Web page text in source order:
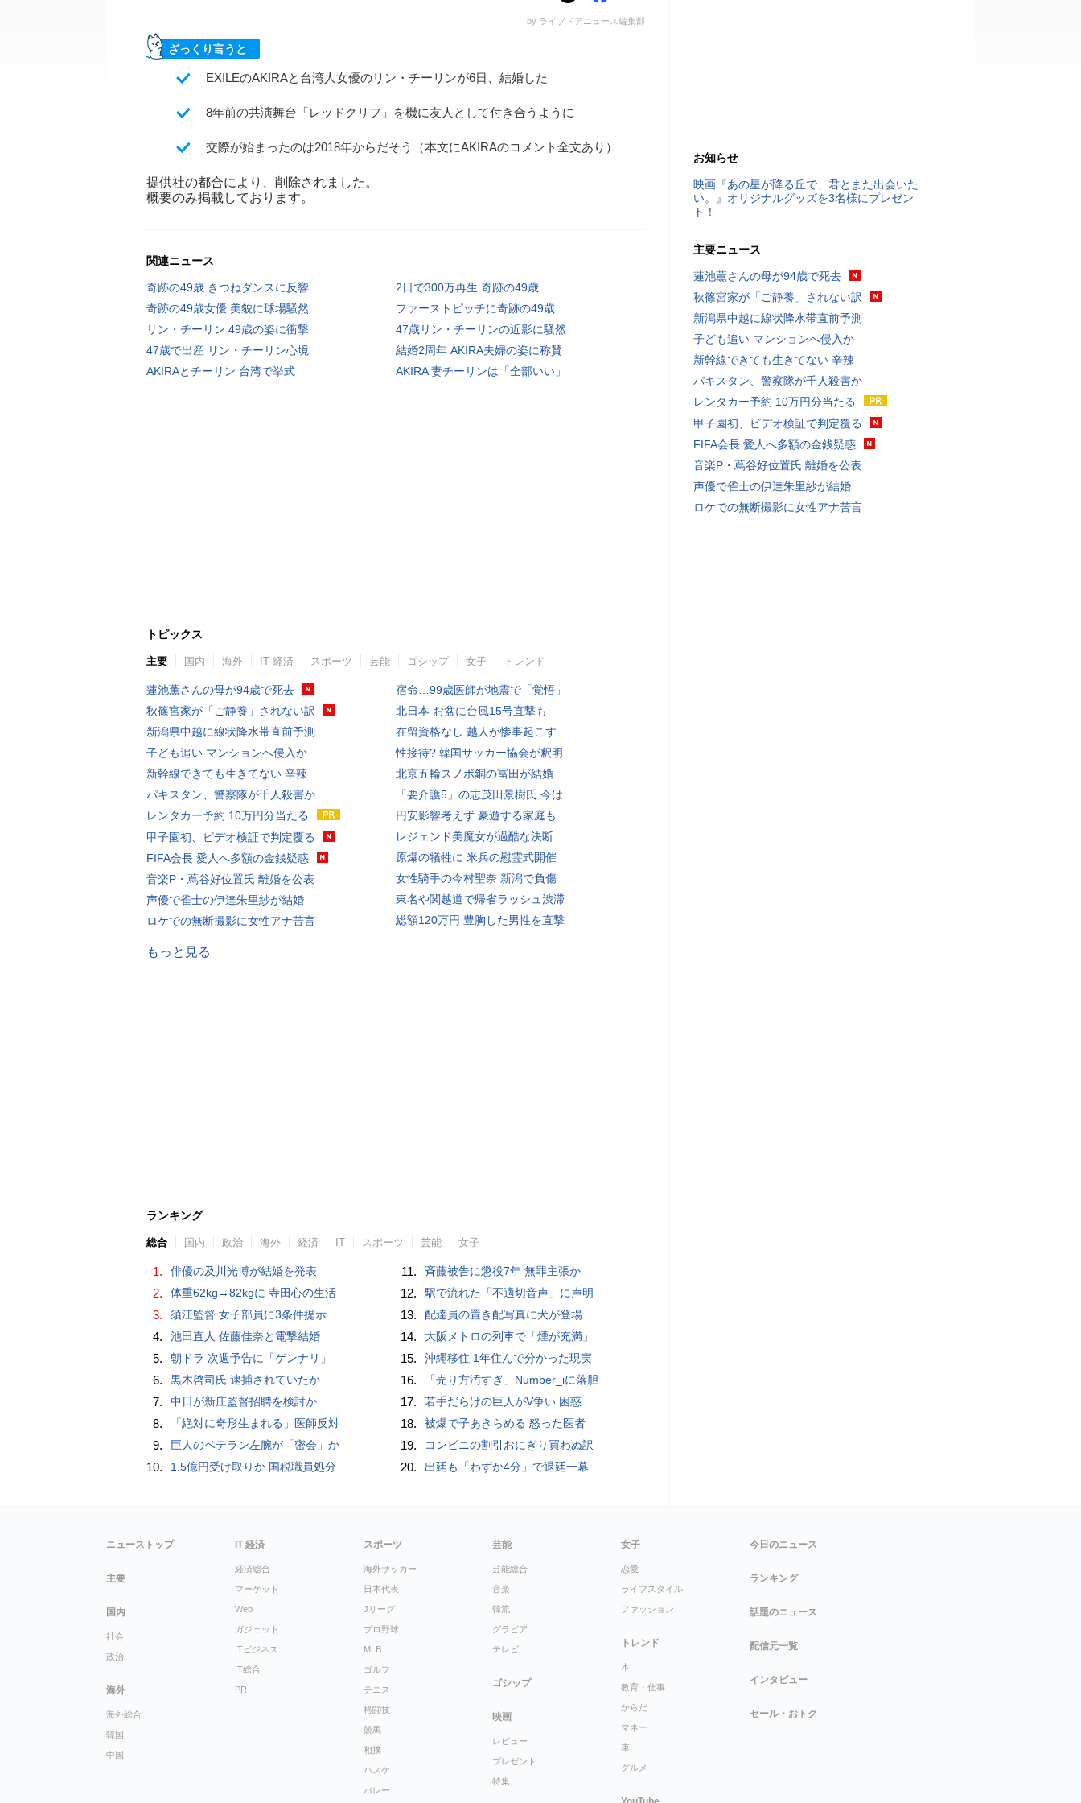
by ライブドアニュース編集部
ざっくり言うと
EXILEのAKIRAと台湾人女優のリン・チーリンが6日、結婚した
8年前の共演舞台「レッドクリフ」を機に友人として付き合うように
交際が始まったのは2018年からだそう（本文にAKIRAのコメント全文あり）
提供社の都合により、削除されました。
概要のみ掲載しております。
関連ニュース
奇跡の49歳 きつねダンスに反響
2日で300万再生 奇跡の49歳
奇跡の49歳女優 美貌に球場騒然
ファーストピッチに奇跡の49歳
リン・チーリン 49歳の姿に衝撃
47歳リン・チーリンの近影に騒然
47歳で出産 リン・チーリン心境
結婚2周年 AKIRA夫婦の姿に称賛
AKIRAとチーリン 台湾で挙式
AKIRA 妻チーリンは「全部いい」
トピックス
主要 国内 海外 IT 経済 スポーツ 芸能 ゴシップ 女子 トレンド
蓮池薫さんの母が94歳で死去
秋篠宮家が「ご静養」されない訳
新潟県中越に線状降水帯直前予測
子ども追い マンションへ侵入か
新幹線できても生きてない 辛辣
パキスタン、警察隊が千人殺害か
レンタカー予約 10万円分当たる
甲子園初、ビデオ検証で判定覆る
FIFA会長 愛人へ多額の金銭疑惑
音楽P・蔦谷好位置氏 離婚を公表
声優で雀士の伊達朱里紗が結婚
ロケでの無断撮影に女性アナ苦言
宿命…99歳医師が地震で「覚悟」
北日本 お盆に台風15号直撃も
在留資格なし 越人が惨事起こす
性接待? 韓国サッカー協会が釈明
北京五輪スノボ銅の冨田が結婚
「要介護5」の志茂田景樹氏 今は
円安影響考えず 豪遊する家庭も
レジェンド美魔女が過酷な決断
原爆の犠牲に 米兵の慰霊式開催
女性騎手の今村聖奈 新潟で負傷
東名や関越道で帰省ラッシュ渋滞
総額120万円 豊胸した男性を直撃
もっと見る
ランキング
総合 国内 政治 海外 経済 IT スポーツ 芸能 女子
1. 俳優の及川光博が結婚を発表
2. 体重62kg→82kgに 寺田心の生活
3. 須江監督 女子部員に3条件提示
4. 池田直人 佐藤佳奈と電撃結婚
5. 朝ドラ 次週予告に「ゲンナリ」
6. 黒木啓司氏 逮捕されていたか
7. 中日が新庄監督招聘を検討か
8. 「絶対に奇形生まれる」医師反対
9. 巨人のベテラン左腕が「密会」か
10. 1.5億円受け取りか 国税職員処分
11. 斉藤被告に懲役7年 無罪主張か
12. 駅で流れた「不適切音声」に声明
13. 配達員の置き配写真に犬が登場
14. 大阪メトロの列車で「煙が充満」
15. 沖縄移住 1年住んで分かった現実
16. 「売り方汚すぎ」Number_iに落胆
17. 若手だらけの巨人がV争い 困惑
18. 被爆で子あきらめる 怒った医者
19. コンビニの割引おにぎり買わぬ訳
20. 出廷も「わずか4分」で退廷一幕
お知らせ
映画『あの星が降る丘で、君とまた出会いた
い。』オリジナルグッズを3名様にプレゼン
ト！
主要ニュース
蓮池薫さんの母が94歳で死去
秋篠宮家が「ご静養」されない訳
新潟県中越に線状降水帯直前予測
子ども追い マンションへ侵入か
新幹線できても生きてない 辛辣
パキスタン、警察隊が千人殺害か
レンタカー予約 10万円分当たる
甲子園初、ビデオ検証で判定覆る
FIFA会長 愛人へ多額の金銭疑惑
音楽P・蔦谷好位置氏 離婚を公表
声優で雀士の伊達朱里紗が結婚
ロケでの無断撮影に女性アナ苦言
ニューストップ
主要
国内
社会
政治
海外
海外総合
韓国
中国
IT 経済
経済総合
マーケット
Web
ガジェット
ITビジネス
IT総合
PR
スポーツ
海外サッカー
日本代表
Jリーグ
プロ野球
MLB
ゴルフ
テニス
格闘技
競馬
相撲
バスケ
バレー
芸能
芸能総合
音楽
韓流
グラビア
テレビ
ゴシップ
映画
レビュー
プレゼント
特集
女子
恋愛
ライフスタイル
ファッション
トレンド
本
教育・仕事
からだ
マネー
車
グルメ
今日のニュース
ランキング
話題のニュース
配信元一覧
インタビュー
セール・おトク